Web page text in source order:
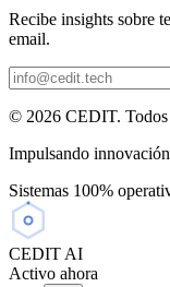
Recibe insights sobre
email.
© 2026 CEDIT. Todos
Impulsando
Sistemas 100%
CEDIT AI
Activo ahora